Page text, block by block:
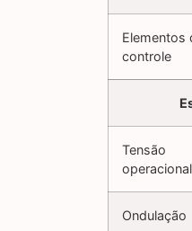
Elementos
controle
Tensão
operacional
Ondulação